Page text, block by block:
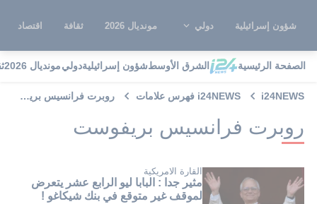
شؤون إسرائيلية دولي مونديال 2026 ثقافة اقتصاد
الصفحة الرئيسية الشرق الأوسطشؤون إسرائيليةدوليمونديال 2026
i24NEWS i24NEWS فهرس علامات روبرت فرانسيس بريفوست
روبرت فرانسيس بريفوست
القارة الامريكية
مثير جدا : البابا ليو الرابع عشر يتعرض
لموقف غير متوقع في بنك شيكاغو !